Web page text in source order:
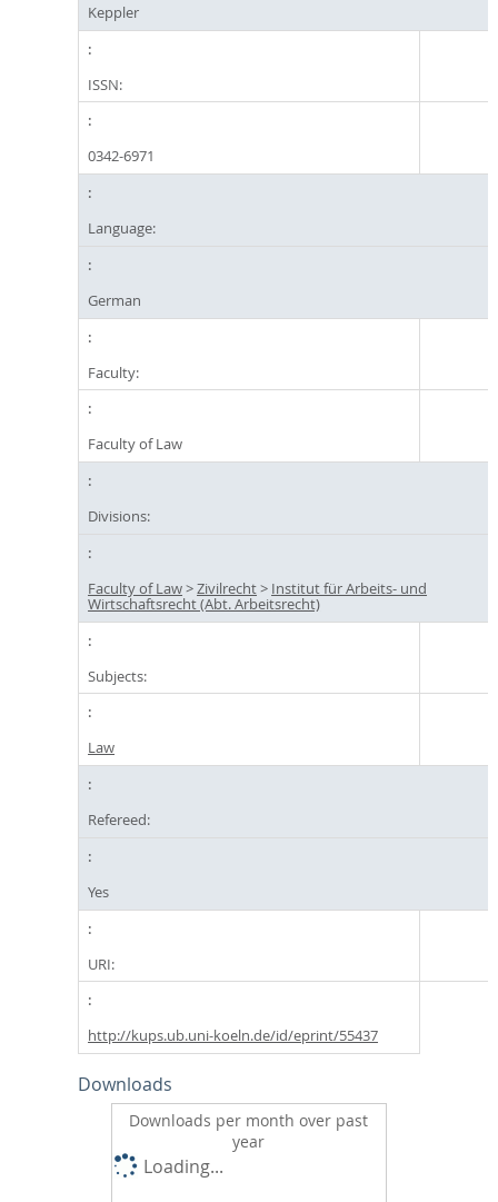
Keppler
ISSN:
0342-6971
Language:
German
Faculty:
Faculty of Law
Divisions:
Faculty of Law>Zivilrecht> Institut für Arbeits- und
Wirtschaftsrecht (Abt. Arbeitsrecht)
Subjects:
Law
Refereed:
Yes
URI:
http://kups.ub.uni-koeln.de/id/eprint/55437
Downloads
Downloads per month over past
year
Loading...